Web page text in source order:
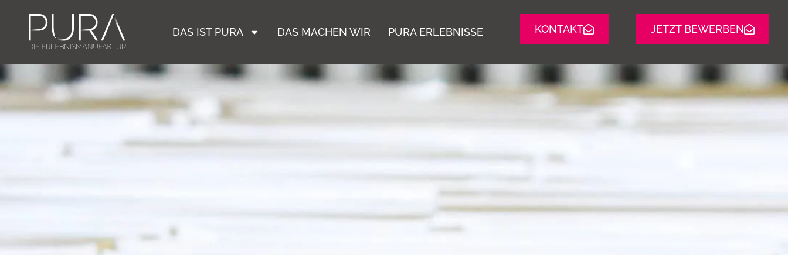
DAS IST PURA DAS MACHEN WIR PURA ERLEBNISSE KONTAKT JETZT BEWERBEN